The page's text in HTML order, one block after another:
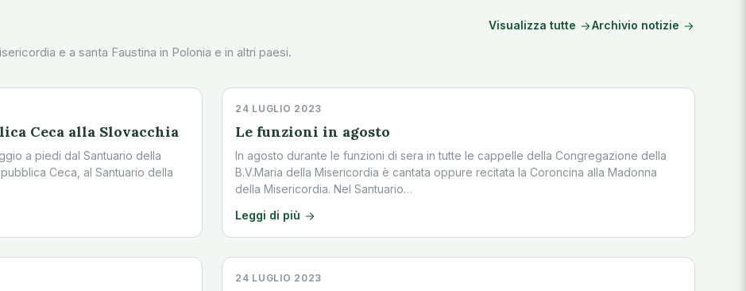
e a santa Faustina in Polonia e in altri paesi.
Visualizza tutte Archivio notizie
Ceca alla Slovacchia
a piedi dal Santuario della
Ceca, al Santuario della
24 LUGLIO 2023
Le funzioni in agosto
In agosto durante le funzioni di sera in tutte le cappelle della Congregazione della
B.V.Maria della Misericordia è cantata oppure recitata la Coroncina alla Madonna
della Misericordia. Nel Santuario…
Leggi di più
24 LUGLIO 2023